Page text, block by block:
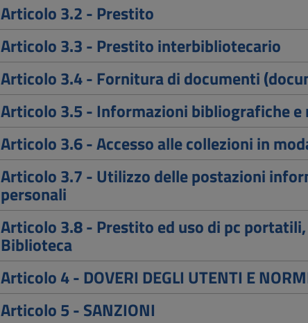
Articolo 3.2 - Prestito
Articolo 3.3 - Prestito interbibliotecario
Articolo 3.4 - Fornitura di documenti
Articolo 3.5 - Informazioni bibliografiche e
Articolo 3.6 - Accesso alle collezioni in
Articolo 3.7 - Utilizzo delle postazioni
personali
Articolo 3.8 - Prestito ed uso di pc
Biblioteca
Articolo 4 - DOVERI DEGLI UTENTI E
Articolo 5 - SANZIONI